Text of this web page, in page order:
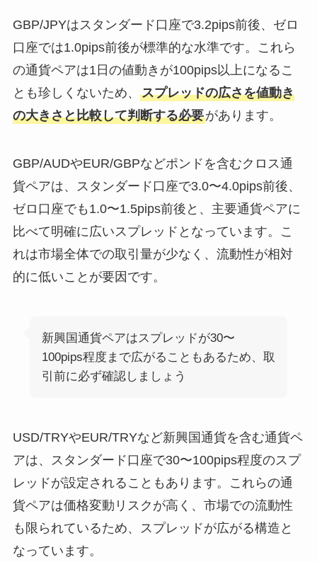
GBP/JPYはスタンダード口座で3.2pips前後、ゼロ
口座では1.0pips前後が標準的な水準です。これら
の通貨ペアは1日の値動きが100pips以上になるこ
とも珍しくないため、 スプレッドの広さを値動き
の大きさと比較して判断する必要があります。
GBP/AUDやEUR/GBPなどポンドを含むクロス通
貨ペアは、スタンダード口座で3.0〜4.0pips前後、
ゼロ口座でも1.0〜1.5pips前後と、主要通貨ペアに
比べて明確に広いスプレッドとなっています。こ
れは市場全体での取引量が少なく、流動性が相対
的に低いことが要因です。
新興国通貨ペアはスプレッドが30〜
100pips程度まで広がることもあるため、取
引前に必ず確認しましょう
USD/TRYやEUR/TRYなど新興国通貨を含む通貨ペ
アは、スタンダード口座で30〜100pips程度のスプ
レッドが設定されることもあります。これらの通
貨ペアは価格変動リスクが高く、市場での流動性
も限られているため、スプレッドが広がる構造と
なっています。